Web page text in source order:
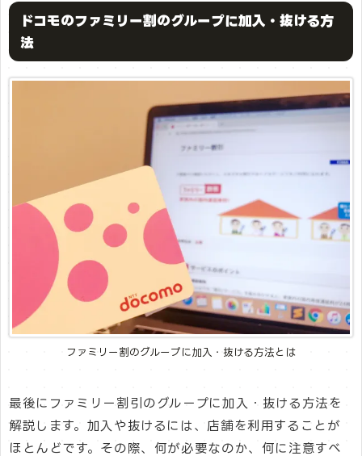
ドコモのファミリー割のグループに加入・抜ける方
法
ファミリー割のグループに加入・抜ける方法とは
最後にファミリー割引のグループに加入・抜ける方法を
解説します。加入や抜けるには、店舗を利用することが
ほとんどです。その際、何が必要なのか、何に注意すべ